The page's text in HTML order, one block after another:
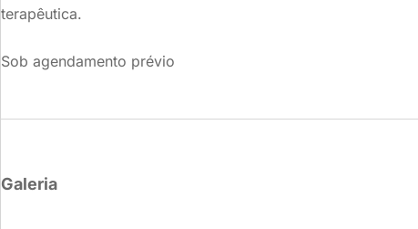
terapêutica.
Sob agendamento prévio
Galeria